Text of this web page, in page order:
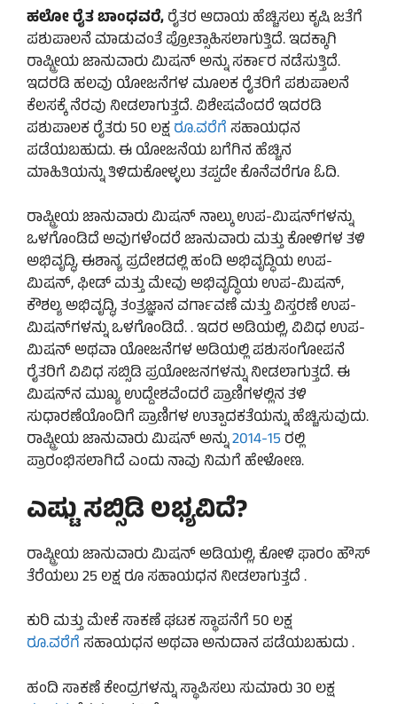
ಹಲೋ ರೈತ ಬಾಂಧವರೆ,ರೈತರ ಆದಾಯ ಹೆಚ್ಚಿಸಲು ಕೃಷಿ ಜತೆಗೆ
ಪಶುಪಾಲನೆ ಮಾಡುವಂತೆ ಪ್ರೋತ್ಸಾಹಿಸಲಾಗುತ್ತಿದೆ. ಇದಕ್ಕಾಗಿ
ರಾಷ್ಟ್ರೀಯ ಜಾನುವಾರು ಮಿಷನ್ ಅನ್ನು ಸರ್ಕಾರ ನಡೆಸುತ್ತಿದೆ.
ಇದರಡಿ ಹಲವು ಯೋಜನೆಗಳ ಮೂಲಕ ರೈತರಿಗೆ ಪಶುಪಾಲನೆ
ಕೆಲಸಕ್ಕೆ ನೆರವು ನೀಡಲಾಗುತ್ತದೆ. ವಿಶೇಷವೆಂದರೆ ಇದರಡಿ
ಪಶುಪಾಲಕ ರೈತರು 50 ಲಕ್ಷರೂ.ವರೆಗೆ ಸಹಾಯಧನ
ಪಡೆಯಬಹುದು. ಈ ಯೋಜನೆಯ ಬಗೆಗಿನ ಹೆಚ್ಚಿನ
ಮಾಹಿತಿಯನ್ನು ತಿಳಿದುಕೋಳ್ಳಲು ತಪ್ಪದೇ ಕೊನೆವರೆಗೂ ಓದಿ.
ರಾಷ್ಟ್ರೀಯ ಜಾನುವಾರು ಮಿಷನ್ ನಾಲ್ಕು ಉಪ-ಮಿಷನ್‌ಗಳನ್ನು
ಒಳಗೊಂಡಿದೆ ಅವುಗಳೆಂದರೆ ಜಾನುವಾರು ಮತ್ತು ಕೋಳಿಗಳ ತಳಿ
ಅಭಿವೃದ್ಧಿ, ಈಶಾನ್ಯ ಪ್ರದೇಶದಲ್ಲಿ ಹಂದಿ ಅಭಿವೃದ್ಧಿಯ ಉಪ-
ಮಿಷನ್, ಫೀಡ್ ಮತ್ತು ಮೇವು ಅಭಿವೃದ್ಧಿಯ ಉಪ-ಮಿಷನ್,
ಕೌಶಲ್ಯ ಅಭಿವೃದ್ಧಿ, ತಂತ್ರಜ್ಞಾನ ವರ್ಗಾವಣೆ ಮತ್ತು ವಿಸ್ತರಣೆ ಉಪ-
ಮಿಷನ್‌ಗಳನ್ನು ಒಳಗೊಂಡಿದೆ. . ಇದರ ಅಡಿಯಲ್ಲಿ, ವಿವಿಧ ಉಪ-
ಮಿಷನ್ ಅಥವಾ ಯೋಜನೆಗಳ ಅಡಿಯಲ್ಲಿ ಪಶುಸಂಗೋಪನೆ
ರೈತರಿಗೆ ವಿವಿಧ ಸಬ್ಸಿಡಿ ಪ್ರಯೋಜನಗಳನ್ನು ನೀಡಲಾಗುತ್ತದೆ. ಈ
ಮಿಷನ್‌ನ ಮುಖ್ಯ ಉದ್ದೇಶವೆಂದರೆ ಪ್ರಾಣಿಗಳಲ್ಲಿನ ತಳಿ
ಸುಧಾರಣೆಯೊಂದಿಗೆ ಪ್ರಾಣಿಗಳ ಉತ್ಪಾದಕತೆಯನ್ನು ಹೆಚ್ಚಿಸುವುದು.
ರಾಷ್ಟ್ರೀಯ ಜಾನುವಾರು ಮಿಷನ್ ಅನ್ನು2014-15 ರಲ್ಲಿ
ಪ್ರಾರಂಭಿಸಲಾಗಿದೆ ಎಂದು ನಾವು ನಿಮಗೆ ಹೇಳೋಣ.
ಎಷ್ಟು ಸಬ್ಸಿಡಿ ಲಭ್ಯವಿದೆ?
ರಾಷ್ಟ್ರೀಯ ಜಾನುವಾರು ಮಿಷನ್ ಅಡಿಯಲ್ಲಿ, ಕೋಳಿ ಫಾರಂ ಹೌಸ್
ತೆರೆಯಲು 25 ಲಕ್ಷ ರೂ ಸಹಾಯಧನ ನೀಡಲಾಗುತ್ತದೆ .
ಕುರಿ ಮತ್ತು ಮೇಕೆ ಸಾಕಣೆ ಘಟಕ ಸ್ಥಾಪನೆಗೆ 50 ಲಕ್ಷ
ರೂ.ವರೆಗೆ ಸಹಾಯಧನ ಅಥವಾ ಅನುದಾನ ಪಡೆಯಬಹುದು .
ಹಂದಿ ಸಾಕಣೆ ಕೇಂದ್ರಗಳನ್ನು ಸ್ಥಾಪಿಸಲು ಸುಮಾರು 30 ಲಕ್ಷ